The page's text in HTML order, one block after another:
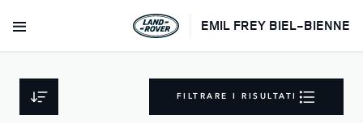
EMIL FREY BIEL-BIENNE
FILTRARE I RISULTATI